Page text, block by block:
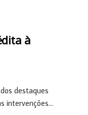
à
destaques
intervenções...